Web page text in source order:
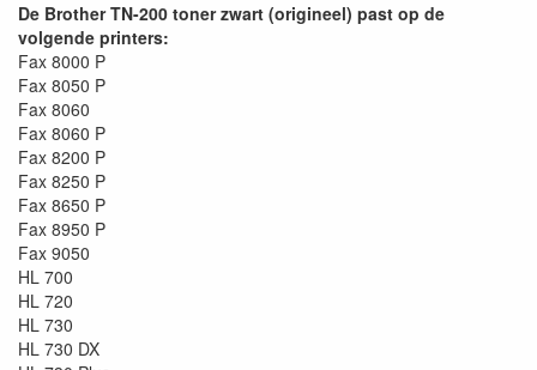
De Brother TN-200 toner zwart (origineel) past op de
volgende printers:
Fax 8000 P
Fax 8050 P
Fax 8060
Fax 8060 P
Fax 8200 P
Fax 8250 P
Fax 8650 P
Fax 8950 P
Fax 9050
HL 700
HL 720
HL 730
HL 730 DX